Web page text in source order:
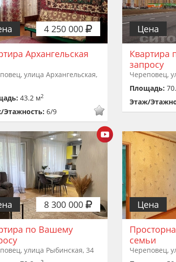
4 250 000
Архангельская
улица Архангельская,
43.2 м2
Этажность: 6/9
Цена
Квартира
запросу
Череповец,
Площадь:
Этаж/
8 300 000
по Вашему
улица Рыбинская, 34
Цена
семьи
Череповец,